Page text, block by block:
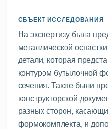
ОБЪЕКТ ИССЛЕДОВАНИЯ
На экспертизу была
металлической
детали, которая
контуром бутылочной
сечения. Также были
конструкторской
разных сторон,
формокомплекта, и